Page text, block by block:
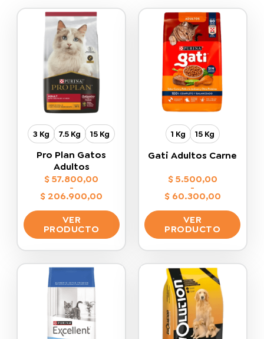
3 Kg 7.5 Kg 15 Kg
Pro Plan Gatos
Adultos
$57.800,00
-
$ 206.900,00
Rango
de
precios:
desde
$ 57.800,00
$ 206.900,00
VER
PRODUCTO
tiene
múltiples
Las
opciones
se
1 Kg 15 Kg
Gati Adultos Carne
$5.500,00
-
$60.300,00
Rango
de
precios:
desde
$ 5.500,00
$ 60.300,00
VER
PRODUCTO
tiene
múltiples
variantes.
Las
opciones
se